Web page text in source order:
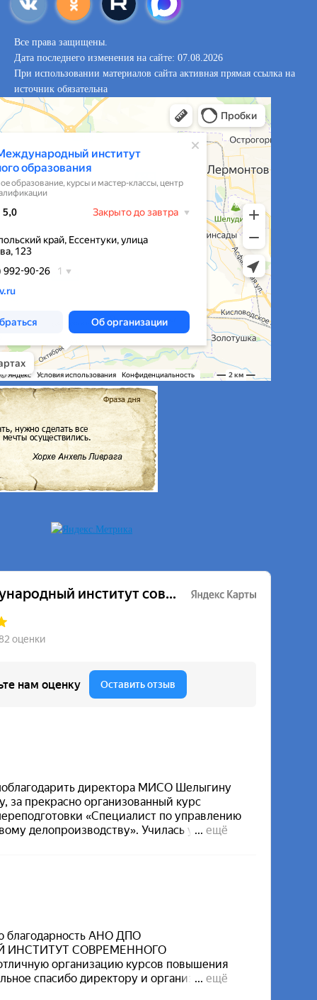
Все права защищены.
Дата последнего изменения на сайте: 07.08.2026
При использовании материалов сайта активная прямая ссылка на
источник обязательна